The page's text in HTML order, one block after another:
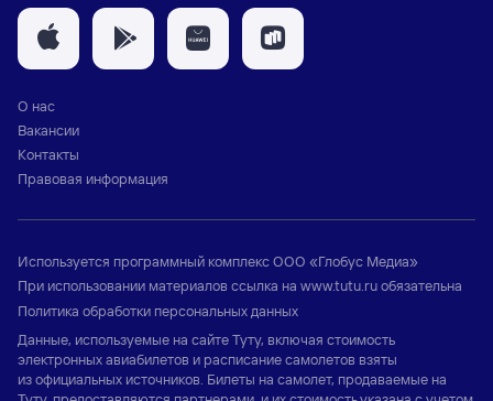
О нас
Вакансии
Контакты
Правовая информация
Используется программный комплексООО «Глобус Медиа»
При использовании материалов ссылка на www.tutu.ruобязательна
Политика обработки персональных данных
Данные, используемые на сайте Туту, включая стоимость
электронных авиабилетов и расписание самолетов взяты
из официальных источников. Билеты на самолет, продаваемые на